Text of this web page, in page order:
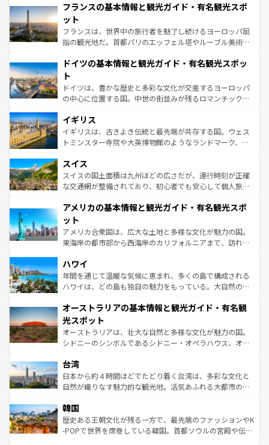
ませてくれるイタリアで、忘れられない旅をしてみよう！
なお、新着のイタリア情報は
しい。
文化が根付くこの国では、情熱的なフラメンコ、熱気あふ
れる闘牛、そして美味しいタパスが生活の一部となってい
る。首都マドリードの洗練された雰囲気や、バルセロナの
アートに溢れた街角から、地方では古代ローマ遺跡や中世
せる。地方によって風土や気候が異なるスペインはその個
ンテンツ一覧 を参照してほしい。
フランスの基本情報と観光ガイド・有名観光スポ
ット
フランスは、世界中の旅行者を魅了し続けるヨーロッパ屈
指の観光地だ。首都パリのエッフェル塔やルーブル美術館
で、幅広い魅力が詰まっている。華麗な宮殿、歴史的な大
聖堂、美しいビーチ、そして豊かな自然が、訪れる者を心
から魅了する。また、フランスは美食の国としても知ら
れ、フランス料理はユネスコ無形文化遺産にも登録されて
香り高いラベンダー畑など、多彩な楽しみ方が可能だ。さ
らに、パリ以外の地域にも魅力が溢れており、どの街角に
も豊かな歴史と文化が息づいている。パリ以外の個性あふ
を参照してほしい。
ドイツの基本情報と観光ガイド・有名観光スポッ
ト
ドイツは、豊かな歴史と多彩な文化が交差するヨーロッパ
の中心に位置する国。中世の街並みが残るロマンチック街
顔を持つこの国は、どこを歩いても飽きることがない。ベ
ルリンの文化的活気、バイエルン州のアルプスの絶景、そ
してライン川沿いのワイン畑といった風景は必見。ビール
は、お酒好きな人にはぜひ体験してほしい。 なお、新着の
ドイツ情報はコンテンツ一覧を参照してほしい。
イギリス
イギリスは、古きよき伝統と最先端が共存する国。ウェス
トミンスター寺院や大英博物館のようなランドマーク、歴
リアごとに異なる魅力がある。また、優雅なアフタヌーン
ティー、ビール好きにはたまらない英国パブ、サッカー観
戦など、本場だからこそできる体験も豊富。イギリスを旅
ンツ一覧を参照してほしい。
スイス
スイスの国土面積は九州ほどの広さだが、運行時刻が正確
な交通網が整備されており、初心者でも安心して個人旅行
の建物がそのまま残る町や、スイスならではのユニークな
博物館もあり、アルプス観光だけでなく町歩きも満喫する
ことができる。国民の所得が高いため物価も高いが、旅行
者向けの交通パス提供のサービスもあり、うまく活用すれ
着のスイス情報は
アメリカの基本情報と観光ガイド・有名観光スポ
ット
アメリカ合衆国は、広大な土地と多様な文化が魅力の国。
東海岸の都市部から西海岸のカリフォルニアまで、訪れる
のような巨大都市は、観光、ショッピング、エンターテイ
ンメントが詰まった刺激的なスポットだ。一方、アメリカ
西部には大自然が広がり、グランドキャニオンやイエロー
部のニューオーリンズでは、音楽と美食が融合した独特の
文化が魅力。旅行者はアメリカの各地域で異なる魅力を楽
しみながら、その多様性と豊かな歴史を感じることができ
るだろう。車でのロードトリップや列車の旅も、アメリカ
情報は
ハワイ
年間を通じて温暖な気候に恵まれ、多くの島で構成される
ハワイは、どの島も独自の魅力をもっている。大自然の神
ワイ島は見逃せない。また、定番の観光地といえばオアフ
島だが、静かな自然を求めるならマウイ島やカウアイ島が
おすすめ。エメラルドグリーンに輝く海をはじめ、豊かな
文化や歴史が息づいている。「アロハスピリット」と呼ば
人々、おいしいローカルフードやハワイアンミュージッ
ク、伝統的なフラダンスなど、すべてがハワイの魅力を彩
っている。訪れるたびに新しい発見と感動が待っているハ
はコンテンツ一覧
オーストラリアの基本情報と観光ガイド・有名観
光スポット
オーストラリアは、壮大な自然と多様な文化が魅力の国。
シドニーのシンボルであるシドニー・オペラハウス、オー
リアリーフや大陸中央部にそびえるウルル（エアーズロッ
ク）、タスマニアの美しい原生林やケアンズの熱帯雨林な
ど、見どころがたくさん。また、カフェやワイン、オージ
いる。アクティビティも充実しており、サーフィンやダイ
ビング、ハイキングなど、アウトドア好きにはたまらな
い。オーストラリアの多彩な魅力を存分に味わいつくそ
台湾
日本から約４時間ほどでたどり着く台湾は、多彩な文化と
自然が織りなす魅力的な観光地。活気あふれる大都市の台
ン）、静ひつな山岳地帯である台湾東部など、都市の喧騒
と山間の静けさが共存しており、訪れる人に新しい発見と
驚きをもたらしてくれる。また、奥深い台湾の食文化も魅
韓国
歴史ある王朝文化が残る一方で、最先端のファッションやK
-POPで世界を席巻している韓国。首都ソウルの宮殿や伝統